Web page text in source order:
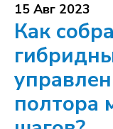
15 Авг 2023
Как
полтора